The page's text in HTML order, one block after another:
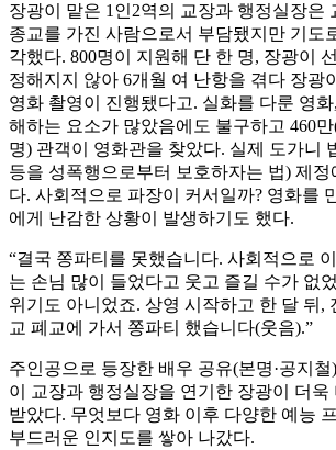
장광이 맡은 1인2역의 교장과 행정실장은
종교를 가진 사람으로서 부담됐지만 기도
각했다. 800명이 지원해 단 한 명, 장광이
정해지지 않아 6개월 여 난항을 겪다 장광
영화 촬영이 진행됐다고. 실화를 다룬 영
해하는 요소가 많았음에도 불구하고 460만
명) 관객이 영화관을 찾았다. 실제 도가니
등을 성폭행으로부터 보호하자는 법) 제정
다. 사회적으로 파장이 커서일까? 영화를
에게 난감한 상황이 발생하기도 했다.
“결국 쫑파티를 못했습니다. 사회적으로
는 손님 많이 들었다고 웃고 즐길 수가 없
위기도 아니었죠. 상영 시작하고 한 달 뒤,
교 폐교에 가서 쫑파티 했습니다(웃음).”
주인공으로 등장한 배우 공유(본명·공지
이 교장과 행정실장을 연기한 장광이 더욱
받았다. 무엇보다 영화 이후 다양한 예능
부드러운 인지도를 쌓아 나갔다.